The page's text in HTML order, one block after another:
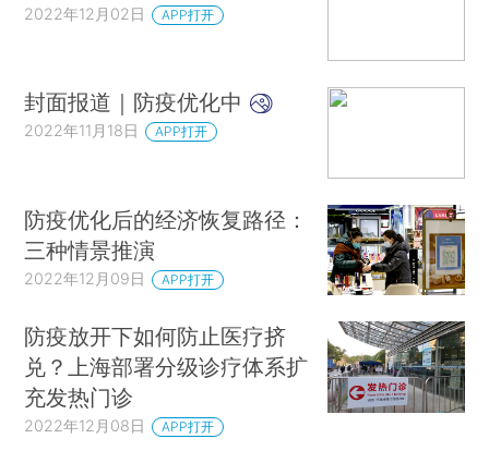
2022年12月02日 APP打开
封面报道｜防疫优化中
2022年11月18日 APP打开
防疫优化后的经济恢复路径：
三种情景推演
2022年12月09日 APP打开
防疫放开下如何防止医疗挤
兑？上海部署分级诊疗体系扩
充发热门诊
2022年12月08日 APP打开